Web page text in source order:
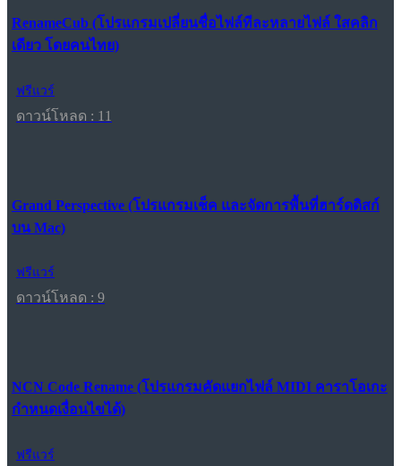
RenameCub (โปรแกรมเปลี่ยนชื่อไฟล์ทีละหลายไฟล์ ใสคลิก
เดียว โดยคนไทย)
ฟรีแวร์
ดาวน์โหลด : 11
Grand Perspective (โปรแกรมเช็ค และจัดการพื้นที่ฮาร์ดดิสก์
บน Mac)
ฟรีแวร์
ดาวน์โหลด : 9
NCN Code Rename (โปรแกรมคัดแยกไฟล์ MIDI คาราโอเกะ
กำหนดเงื่อนไขได้)
ฟรีแวร์